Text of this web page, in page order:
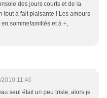
des jours courts et de la
tout à fait plaisante ! Les amours
somme!amitiés et à +,
11:46
seul était un peu triste, alors je